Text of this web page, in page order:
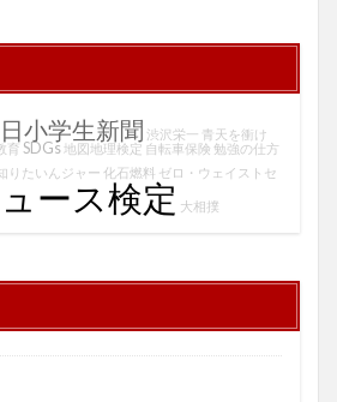
小学生新聞 渋沢栄一 青天を衝け
育SDGs 地図地理検定 自転車保険 勉強の仕方
りたいんジャー 化石燃料 ゼロ・ウェイストセ
ース検定 大相撲